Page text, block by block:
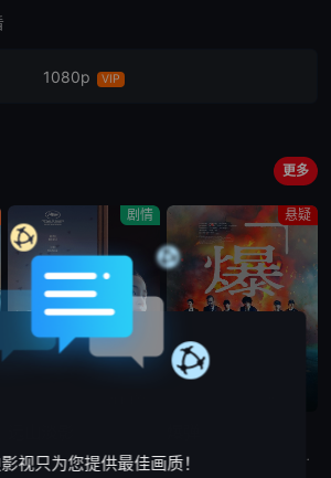
1080p VIP
更多
剧情
电影《远山淡影》讲述了：1982年，英国。一位年轻有抱负的日英混血作家准备书写其母亲——1952年，英国。战后移英的日本妇人悦子，因长女自杀而忆起在长崎的最后一段时光。悦子与妇人幸子相遇，幸子也准
悬疑
一个神秘中年男子醉酒后袭击了一台自动售货机和便利店店员，被警方拘留。他声称自己拥有超能力，并预测东京将有炸弹。从秋叶原爆炸事件算起，他预测接下来还会有三次爆炸，间隔一小时。随后，他一边回避着警察的
视只为您提供最佳画质！